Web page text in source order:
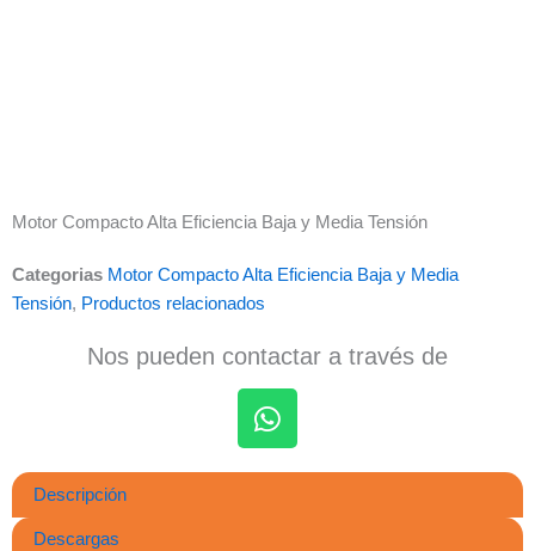
Motor Compacto Alta Eficiencia Baja y Media Tensión
Categorias Motor Compacto Alta Eficiencia Baja y Media
Tensión, Productos relacionados
Nos pueden contactar a través de
W
h
Descripción
Descargas